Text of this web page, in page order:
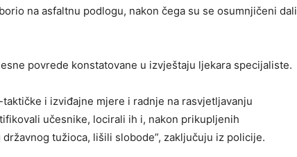
na asfaltnu podlogu, nakon čega su se osumnjičeni dali
povrede konstatovane u izvještaju ljekara specijaliste.
i izviđajne mjere i radnje na rasvjetljavanju
učesnike, locirali ih i, nakon prikupljenih
tužioca, lišili slobode”, zaključuju iz policije.